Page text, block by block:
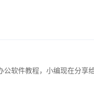
软件教程，小编现在分